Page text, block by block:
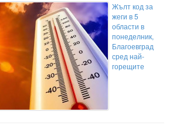
Жълт код за
жеги в 5
области в
понеделник,
Благоевград
сред най-
горещите